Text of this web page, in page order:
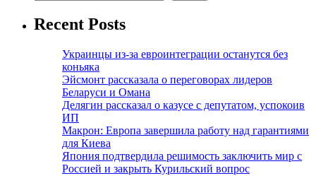
Recent Posts
Украинцы из-за евроинтеграции останутся без
коньяка
Эйсмонт рассказала о переговорах лидеров
Беларуси и Омана
Делягин рассказал о казусе с депутатом, успокоив
ИП
Макрон: Европа завершила работу над гарантиями
для Киева
Япония подтвердила решимость заключить мир с
Россией и закрыть Курильский вопрос